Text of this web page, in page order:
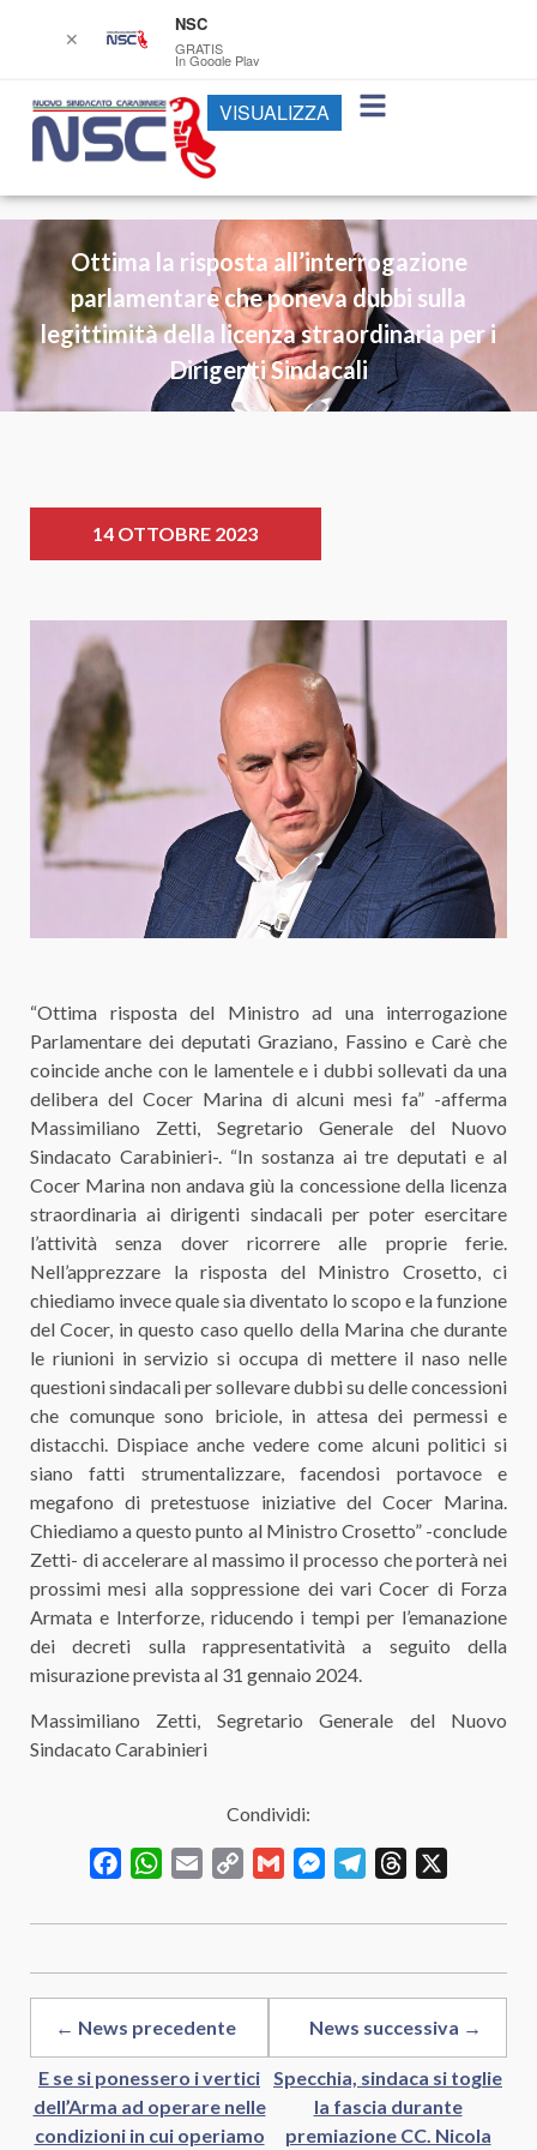
Ottima la risposta all’interrogazione
parlamentare che poneva dubbi sulla
legittimità della licenza straordinaria per i
Dirigenti Sindacali
14 OTTOBRE 2023
“Ottima risposta del Ministro ad una interrogazione
Parlamentare dei deputati Graziano, Fassino e Carè che
coincide anche con le lamentele e i dubbi sollevati da una
delibera del Cocer Marina di alcuni mesi fa” -afferma
Massimiliano Zetti, Segretario Generale del Nuovo
Sindacato Carabinieri-. “In sostanza ai tre deputati e al
Cocer Marina non andava giù la concessione della licenza
straordinaria ai dirigenti sindacali per poter esercitare
l’attività senza dover ricorrere alle proprie ferie.
Nell’apprezzare la risposta del Ministro Crosetto, ci
chiediamo invece quale sia diventato lo scopo e la funzione
del Cocer, in questo caso quello della Marina che durante
le riunioni in servizio si occupa di mettere il naso nelle
questioni sindacali per sollevare dubbi su delle concessioni
che comunque sono briciole, in attesa dei permessi e
distacchi. Dispiace anche vedere come alcuni politici si
siano fatti strumentalizzare, facendosi portavoce e
megafono di pretestuose iniziative del Cocer Marina.
Chiediamo a questo punto al Ministro Crosetto” -conclude
Zetti- di accelerare al massimo il processo che porterà nei
prossimi mesi alla soppressione dei vari Cocer di Forza
Armata e Interforze, riducendo i tempi per l’emanazione
dei decreti sulla rappresentatività a seguito della
misurazione prevista al 31 gennaio 2024.
Massimiliano Zetti, Segretario Generale del Nuovo
Sindacato Carabinieri
Condividi:
FacebookWhatsApp
Email
Copy
Gmail MessengerTelegramThreads
← News precedente
E se si ponessero i vertici
dell’Arma ad operare nelle
condizioni in cui operiamo
News successiva →
Specchia, sindaca si toglie
la fascia durante
premiazione CC. Nicola
✕
NSC
GRATIS
In Google Play
VISUALIZZA